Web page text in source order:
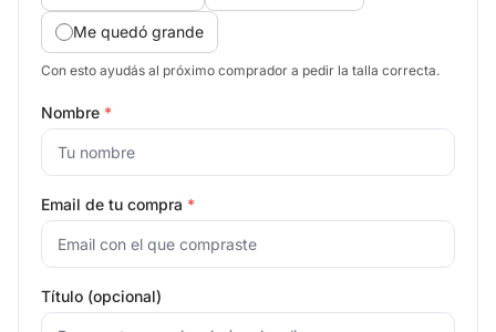
Me quedó grande
Con esto ayudás al próximo comprador a pedir la talla correcta.
Nombre *
Email de tu compra *
Título (opcional)